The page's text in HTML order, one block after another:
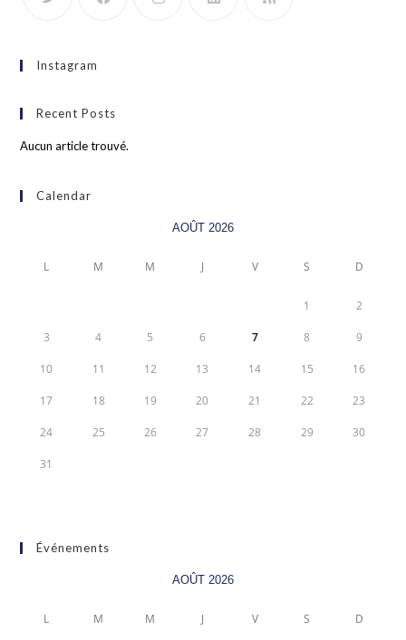
Instagram
Recent Posts
Aucun article trouvé.
Calendar
AOÛT 2026
L M M J V S D
1 2
3 4 5 6 7 8 9
10 11 12 13 14 15 16
17 18 19 20 21 22 23
24 25 26 27 28 29 30
31
Événements
AOÛT 2026
L M M J V S D